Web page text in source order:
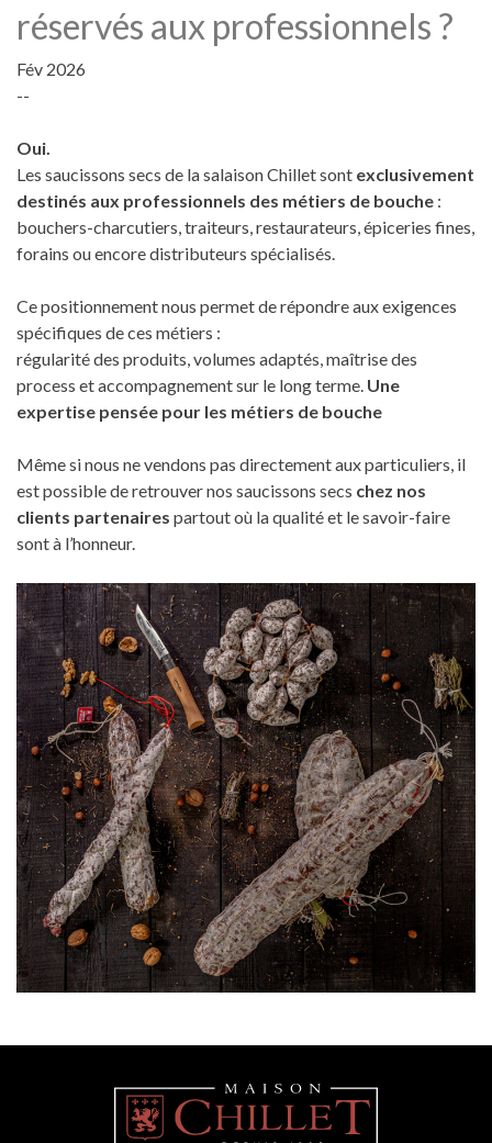
réservés aux professionnels ?
Fév 2026
--
Oui.
Les saucissons secs de la salaison Chillet sont exclusivement
destinés aux professionnels des métiers de bouche :
bouchers-charcutiers, traiteurs, restaurateurs, épiceries fines,
forains ou encore distributeurs spécialisés.
Ce positionnement nous permet de répondre aux exigences
spécifiques de ces métiers :
régularité des produits, volumes adaptés, maîtrise des
process et accompagnement sur le long terme. Une
expertise pensée pour les métiers de bouche
Même si nous ne vendons pas directement aux particuliers, il
est possible de retrouver nos saucissons secs chez nos
clients partenaires partout où la qualité et le savoir-faire
sont à l’honneur.